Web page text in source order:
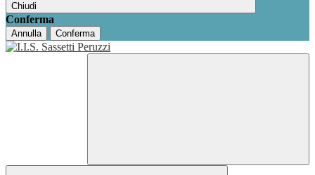
Chiudi
Conferma
Annulla Conferma